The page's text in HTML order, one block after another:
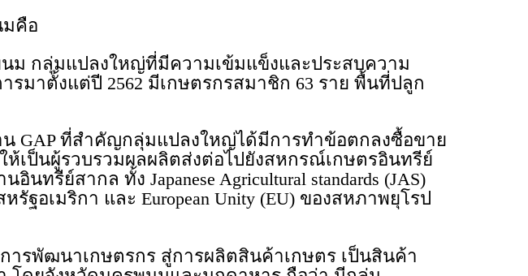
มคือ
กลุ่มแปลงใหญ่ที่มีความเข้มแข็งและประสบความ
มาตั้งแต่ปี 2562 มีเกษตรกรสมาชิก 63 ราย พื้นที่ปลูก
น GAP ที่สำคัญกลุ่มแปลงใหญ่ได้มีการทำข้อตกลงซื้อขาย
เป็นผู้รวบรวมผลผลิตส่งต่อไปยังสหกรณ์เกษตรอินทรีย์
รีย์สากล ทั้ง Japanese Agricultural standards (JAS)
รัฐอเมริกา และ European Unity (EU) ของสหภาพยุโรป
ารพัฒนาเกษตรกร สู่การผลิตสินค้าเกษตร เป็นสินค้า